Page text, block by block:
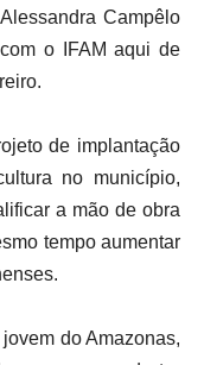
Campêlo
o IFAM aqui de
de implantação
no município,
a mão de obra
tempo aumentar
do Amazonas,